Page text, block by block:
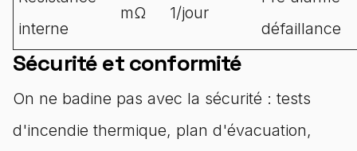
interne
mΩ 1/jour
défaillance
Sécurité et conformité
On ne badine pas avec la sécurité : tests
d'incendie thermique, plan d'évacuation,